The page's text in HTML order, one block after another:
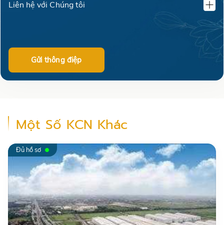
Liên hệ với Chúng tôi
02462600016
+84904128071
+84974615832
Gửi thông điệp
Một Số KCN Khác
Đủ hồ sơ